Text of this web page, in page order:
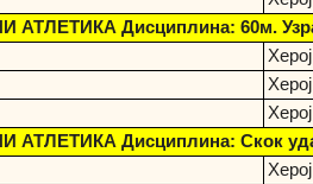
АТЛЕТИКА Дисциплина: 60м.
АТЛЕТИКА Дисциплина: Скок